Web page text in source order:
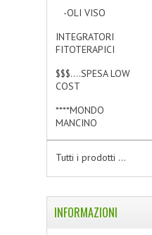
-OLI VISO
INTEGRATORI
FITOTERAPICI
$$$....SPESA LOW
COST
****MONDO
MANCINO
Tutti i prodotti ...
INFORMAZIONI